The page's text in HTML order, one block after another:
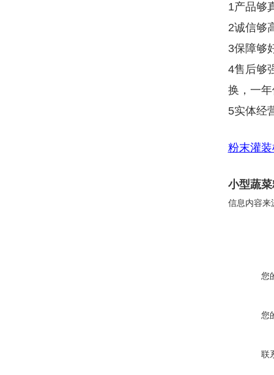
1产品够
2诚信够
3保障够
4售后够
换，一
5实体经
粉末灌
小型蔬
信息内容来
您
您
联